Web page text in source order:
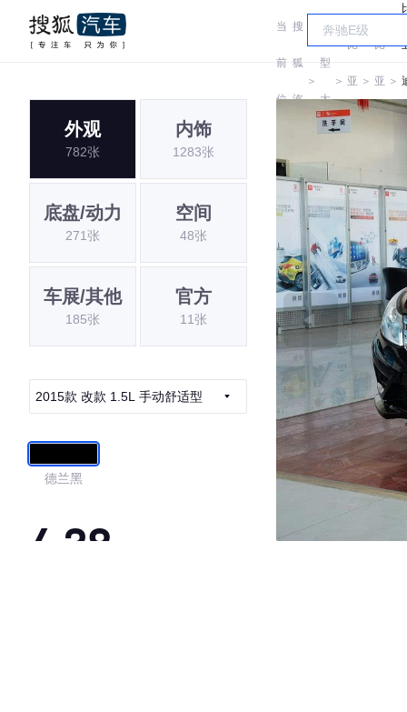
当
前
位
搜
狐
汽
＞
车
型
大
全
＞
比
亚
迪
＞
比
亚 ＞
外观
782张
内饰
1283张
底盘/动力
271张
空间
48张
车展/其他
185张
官方
11张
2015款 改款 1.5L 手动舒适型
德兰黑
4.38